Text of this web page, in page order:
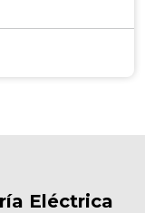
Eléctrica